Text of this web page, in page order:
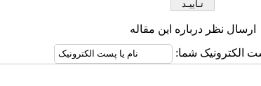
ارسال نظر درباره این مقاله
الکترونیک شما: